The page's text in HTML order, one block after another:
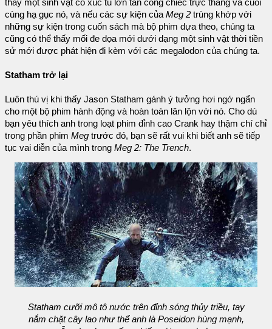
thấy một sinh vật có xúc tu lớn tấn công chiếc trực thăng và cuối
cùng hạ gục nó, và nếu các sự kiện của Meg 2 trùng khớp với
những sự kiện trong cuốn sách mà bộ phim dựa theo, chúng ta
cũng có thể thấy mối đe dọa mới dưới dạng một sinh vật thời tiền
sử mới được phát hiện đi kèm với các megalodon của chúng ta.
Statham trở lại
Luôn thú vị khi thấy Jason Statham gánh ý tưởng hơi ngớ ngẩn
cho một bộ phim hành động và hoàn toàn lăn lộn với nó. Cho dù
bạn yêu thích anh trong loạt phim đỉnh cao Crank hay thậm chí chỉ
trong phần phim Meg trước đó, bạn sẽ rất vui khi biết anh sẽ tiếp
tục vai diễn của mình trong Meg 2: The Trench.
Statham cưỡi mô tô nước trên đỉnh sóng thủy triều, tay
nắm chặt cây lao như thể anh là Poseidon hùng mạnh,